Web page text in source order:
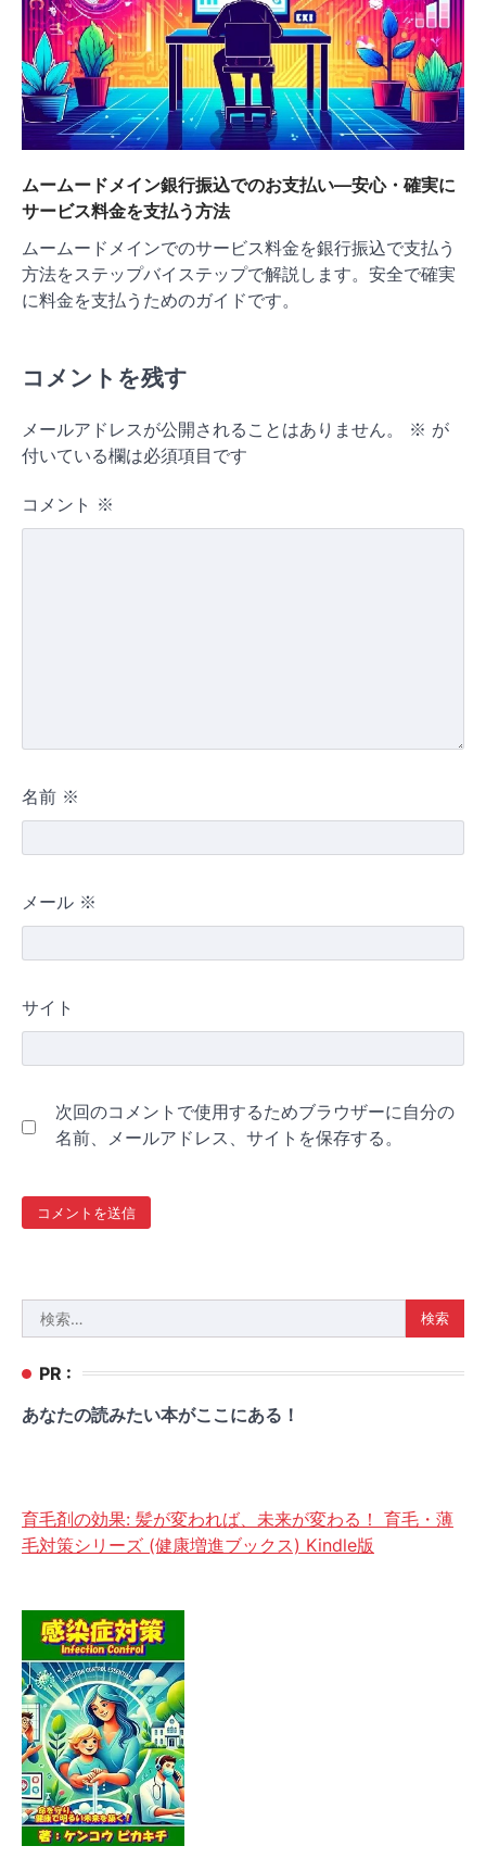
ムームードメイン銀行振込でのお支払い―安心・確実に
サービス料金を支払う方法
ムームードメインでのサービス料金を銀行振込で支払う
方法をステップバイステップで解説します。安全で確実
に料金を支払うためのガイドです。
コメントを残す
メールアドレスが公開されることはありません。 ※ が
付いている欄は必須項目です
コメント ※
名前 ※
メール ※
サイト
次回のコメントで使用するためブラウザーに自分の
名前、メールアドレス、サイトを保存する。
索:
PR :
あなたの読みたい本がここにある！
育毛剤の効果: 髪が変われば、未来が変わる！ 育毛・薄
毛対策シリーズ (健康増進ブックス) Kindle版